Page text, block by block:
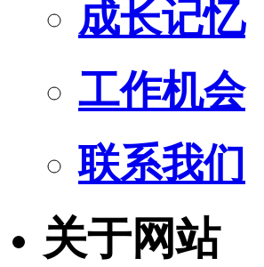
成长记忆
工作机会
联系我们
关于网站